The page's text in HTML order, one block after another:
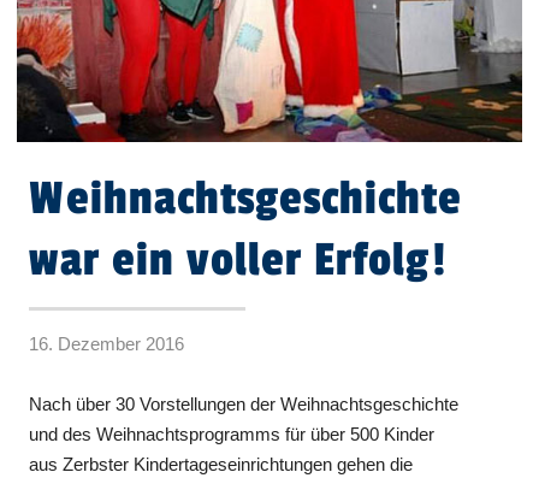
Weihnachtsgeschichte
war ein voller Erfolg!
16. Dezember 2016
Nach über 30 Vorstellungen der Weihnachtsgeschichte
und des Weihnachtsprogramms für über 500 Kinder
aus Zerbster Kindertageseinrichtungen gehen die